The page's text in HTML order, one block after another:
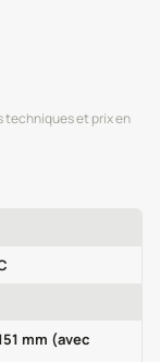
techniques et prix en
mm (avec